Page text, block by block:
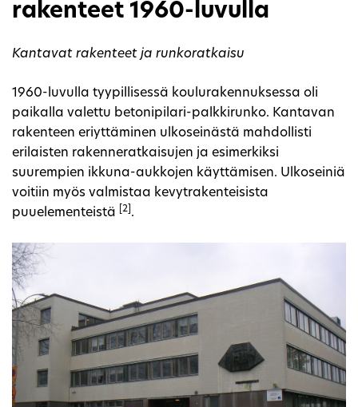
rakenteet 1960-luvulla
Kantavat rakenteet ja runkoratkaisu
1960-luvulla tyypillisessä koulurakennuksessa oli
paikalla valettu betonipilari-palkkirunko. Kantavan
rakenteen eriyttäminen ulkoseinästä mahdollisti
erilaisten rakenneratkaisujen ja esimerkiksi
suurempien ikkuna-aukkojen käyttämisen. Ulkoseiniä
voitiin myös valmistaa kevytrakenteisista
puuelementeistä
[2] .